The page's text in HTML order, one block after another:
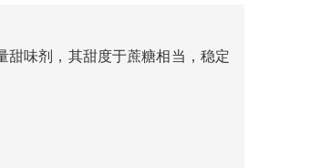
甜味剂，其甜度于蔗糖相当，稳定